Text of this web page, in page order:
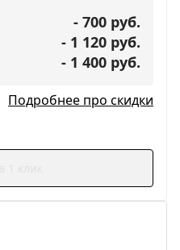
- 700 руб.
- 1 120 руб.
- 1 400 руб.
Подробнее про скидки